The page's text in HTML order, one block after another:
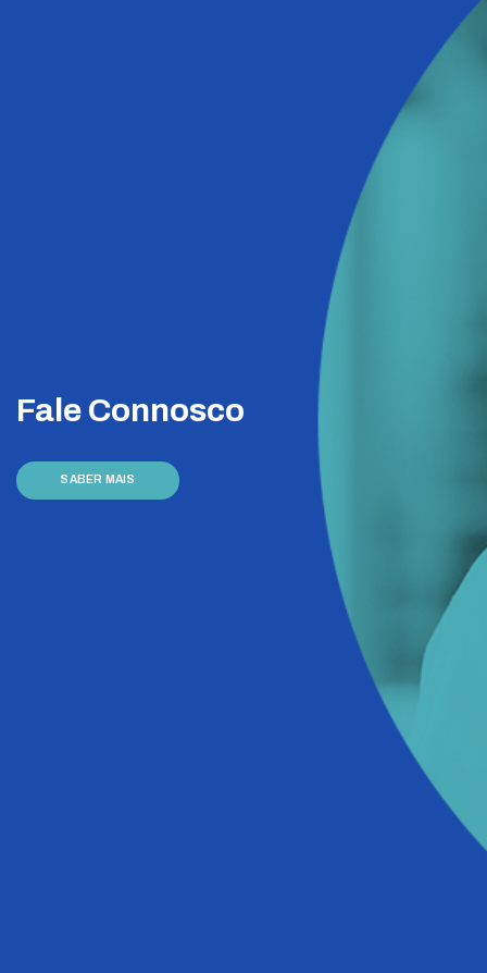
Fale Connosco
SABER MAIS